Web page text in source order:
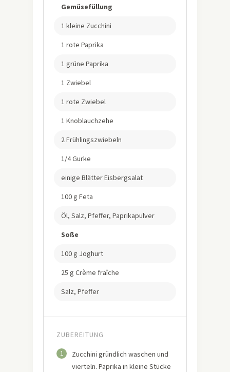
Gemüsefüllung
1 kleine Zucchini
1 rote Paprika
1 grüne Paprika
1 Zwiebel
1 rote Zwiebel
1 Knoblauchzehe
2 Frühlingszwiebeln
1/4 Gurke
einige Blätter Eisbergsalat
100 g Feta
Öl, Salz, Pfeffer, Paprikapulver
Soße
100 g Joghurt
25 g Crème fraîche
Salz, Pfeffer
ZUBEREITUNG
1
Zucchini gründlich waschen und
vierteln. Paprika in kleine Stücke